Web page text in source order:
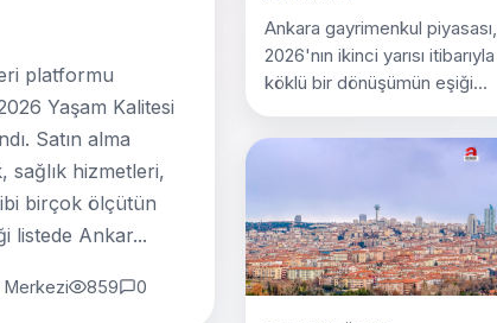
platformu
Yaşam Kalitesi
Satın alma
sağlık hizmetleri,
birçok ölçütün
listede Ankar...
Merkezi 859 0
Ankara gayrimenkul piyasası,
2026'nın ikinci yarısı itibarıyla
köklü bir dönüşümün eşiği...